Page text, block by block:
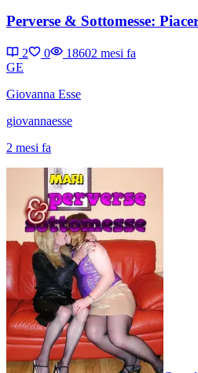
Perverse & Sottomesse:
2 0 18602 mesi fa
GE
Giovanna Esse
giovannaesse
2 mesi fa